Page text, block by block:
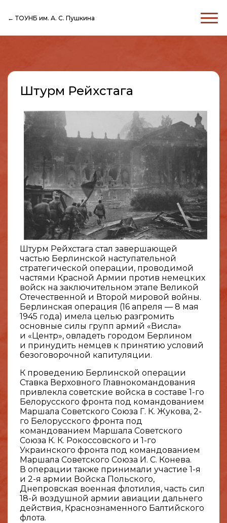
← ТОУНБ им. А. С. Пушкина
Штурм Рейхстага
Штурм Рейхстага стал завершающей
частью Берлинской наступательной
стратегической операции, проводимой
частями Красной Армии против немецких
войск на заключительном этапе Великой
Отечественной и Второй мировой войны.
Берлинская операция (16 апреля — 8 мая
1945 года) имела целью разгромить
основные силы групп армий «Висла»
и «Центр», овладеть городом Берлином
и принудить немцев к принятию условий
безоговорочной капитуляции.
К проведению Берлинской операции
Ставка Верховного Главнокомандования
привлекла советские войска в составе 1-го
Белорусского фронта под командованием
Маршала Советского Союза Г. К. Жукова, 2-
го Белорусского фронта под
командованием Маршала Советского
Союза К. К. Рокоссовского и 1-го
Украинского фронта под командованием
Маршала Советского Союза И. С. Конева.
В операции также принимали участие 1-я
и 2-я армии Войска Польского,
Днепровская военная флотилия, часть сил
18-й воздушной армии авиации дальнего
действия, Краснознаменного Балтийского
флота.